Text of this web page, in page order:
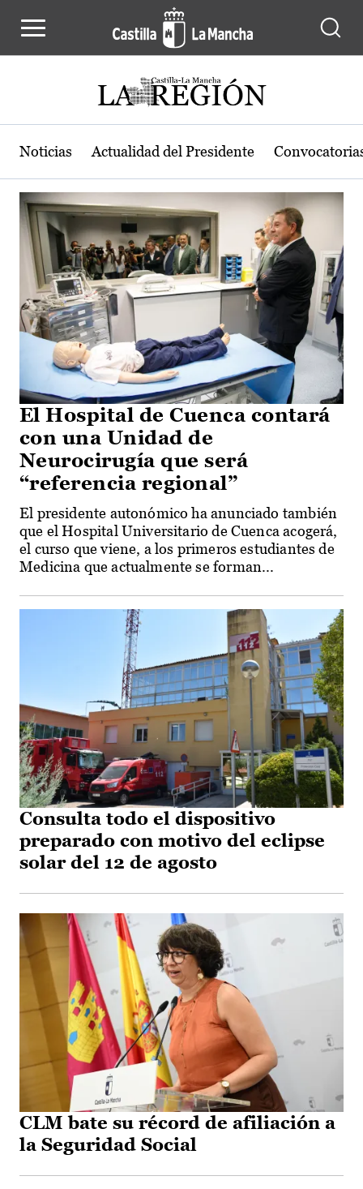
Actualidad de la región de Castilla-
Noticias Actualidad del Presidente
El Hospital de Cuenca contará
con una Unidad de
Neurocirugía que será
“referencia regional”
El presidente autonómico ha anunciado también
que el Hospital Universitario de Cuenca acogerá,
el curso que viene, a los primeros estudiantes de
Medicina que actualmente se forman...
Consulta todo el dispositivo
preparado con motivo del eclipse
solar del 12 de agosto
CLM bate su récord de afiliación a
la Seguridad Social